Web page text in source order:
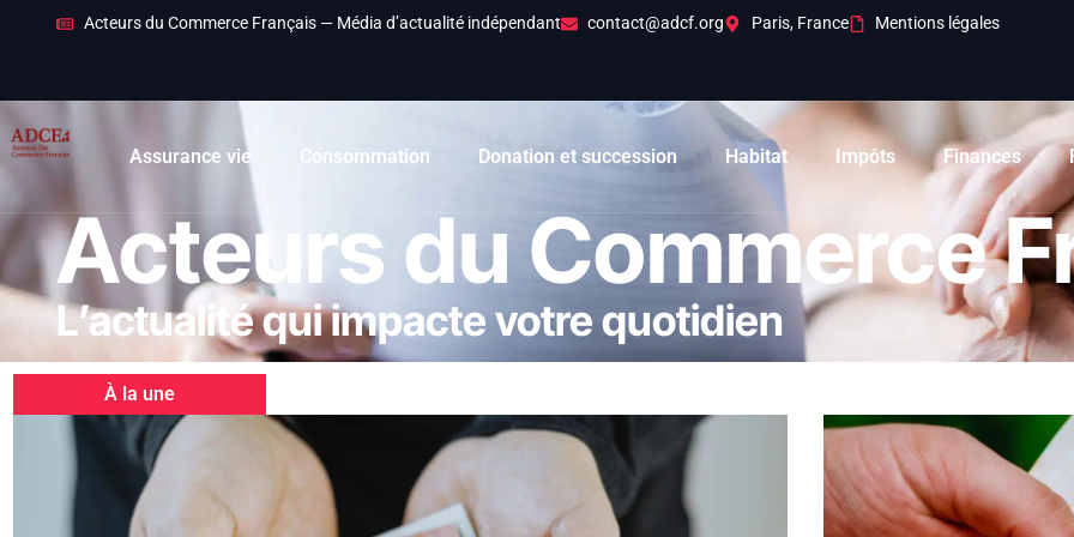
Acteurs du Commerce Français — Média d’actualité indépendant contact@adcf.org Paris, France Mentions légales
Assurance vie Consommation Donation et succession Habitat Impôts Finances
Acteurs du Commerce
L’actualité qui impacte votre quotidien
À la une